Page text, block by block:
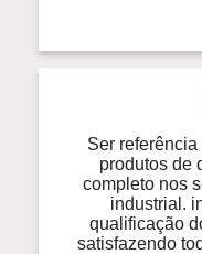
Ser
produtos de
completo nos
industrial.
qualificação
satisfazendo